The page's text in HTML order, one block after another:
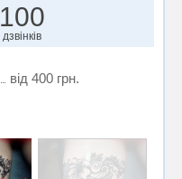
100
дзвінків
від 400 грн.